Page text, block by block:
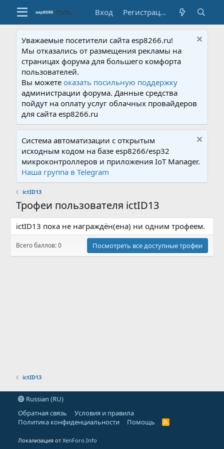
Вход Регистрация
Уважаемые посетители сайта esp8266.ru!
Мы отказались от размещения рекламы на
страницах форума для большего комфорта
пользователей.
Вы можетеоказать посильную поддержку
администрации форума. Данные средства
пойдут на оплату услуг облачных провайдеров
для сайта esp8266.ru
Система автоматизации с открытым
исходным кодом на базе esp8266/esp32
микроконтроллеров и приложения IoT Manager.
Наша группа в Telegram
ictID13
Трофеи пользователя ictID13
ictID13 пока не награждён(ена) ни одним трофеем.
Всего баллов: 0 Посмотреть все доступные трофеи
ictID13
Russian (RU)
Обратная связь
Условия и правила
Политика конфиденциальности
Помощь
R
Локализация отXenForo.Info